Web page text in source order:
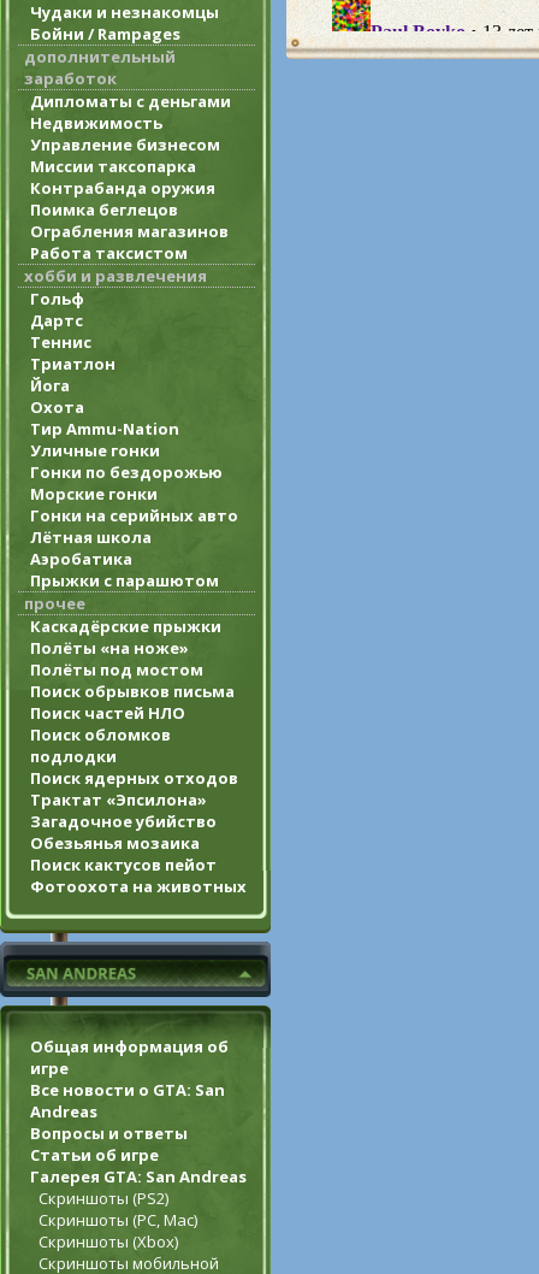
Чудаки и незнакомцы
Бойни / Rampages
дополнительный
заработок
Дипломаты с деньгами
Недвижимость
Управление бизнесом
Миссии таксопарка
Контрабанда оружия
Поимка беглецов
Ограбления магазинов
Работа таксистом
хобби и развлечения
Гольф
Дартс
Теннис
Триатлон
Йога
Охота
Тир Ammu-Nation
Уличные гонки
Гонки по бездорожью
Морские гонки
Гонки на серийных авто
Лётная школа
Аэробатика
Прыжки с парашютом
прочее
Каскадёрские прыжки
Полёты «на ноже»
Полёты под мостом
Поиск обрывков письма
Поиск частей НЛО
Поиск обломков
подлодки
Поиск ядерных отходов
Трактат «Эпсилона»
Загадочное убийство
Обезьянья мозаика
Поиск кактусов пейот
Фотоохота на животных
Общая информация об
игре
Все новости о GTA: San
Andreas
Вопросы и ответы
Статьи об игре
Галерея GTA: San Andreas
Скриншоты (PS2)
Скриншоты (PC, Mac)
Скриншоты (Xbox)
Скриншоты мобильной